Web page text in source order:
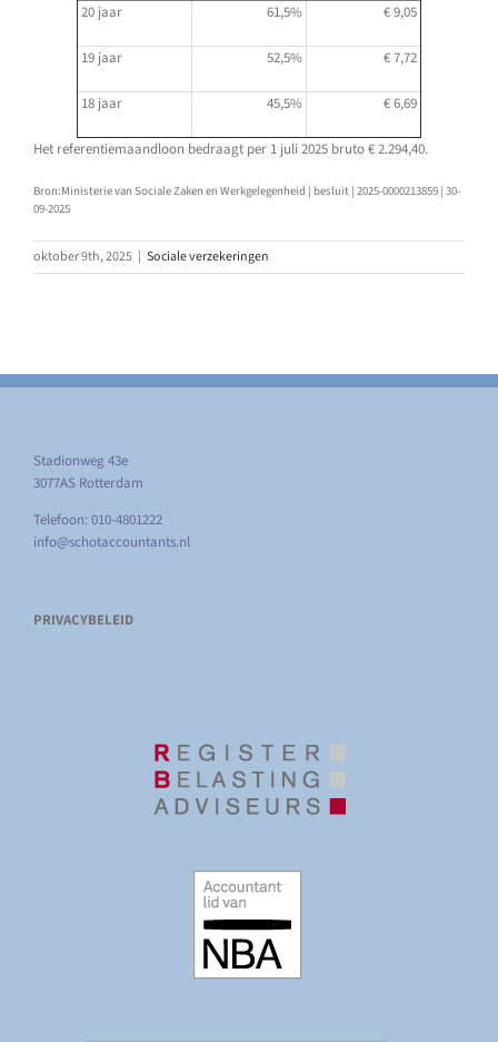
20 jaar 61,5% € 9,05
19 jaar 52,5% € 7,72
18 jaar 45,5% € 6,69
Het referentiemaandloon bedraagt per 1 juli 2025 bruto € 2.294,40.
Bron:Ministerie van Sociale Zaken en Werkgelegenheid | besluit | 2025-0000213859 | 30-
09-2025
oktober 9th, 2025 | Sociale verzekeringen
Stadionweg 43e
3077AS Rotterdam
Telefoon: 010-4801222
info@schotaccountants.nl
PRIVACYBELEID